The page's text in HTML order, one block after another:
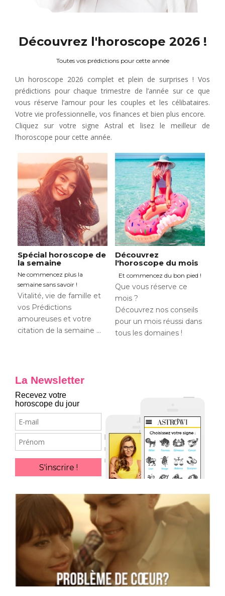
Découvrez l'horoscope 2026 !
Toutes vos prédictions pour cette année
Un horoscope 2026 complet et plein de surprises ! Vos
prédictions pour chaque trimestre de l’année sur ce que
vous réserve l’amour pour les couples et les célibataires.
Votre vie professionnelle, vos finances et bien plus encore.
Cliquez sur votre signe Astral et lisez le meilleur de
l’horoscope pour cette année.
Spécial horoscope de
la semaine
Ne commencez plus la
semaine sans savoir !
Vitalité, vie de famille et
vos Prédictions
amoureuses et votre
citation de la semaine …
Découvrez
l'horoscope du mois
Et commencez du bon pied !
Que vous réserve ce
mois ?
Découvrez nos conseils
pour un mois réussi dans
tous les domaines !
La Newsletter
Recevez votre
horoscope du jour
E-
mail
Prénom
S'inscrire !